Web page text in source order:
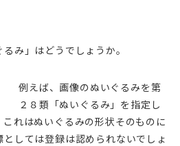
み」はどうでしょうか。
例えば、画像のぬいぐるみを第
２８類「ぬいぐるみ」を指定し
れはぬいぐるみの形状そのものに
しては登録は認められないでしょ